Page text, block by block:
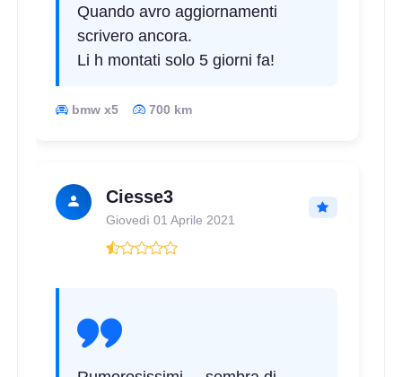
Quando avro aggiornamenti
scrivero ancora.
Li h montati solo 5 giorni fa!
bmw x5 700 km
Ciesse3
Giovedì 01 Aprile 2021